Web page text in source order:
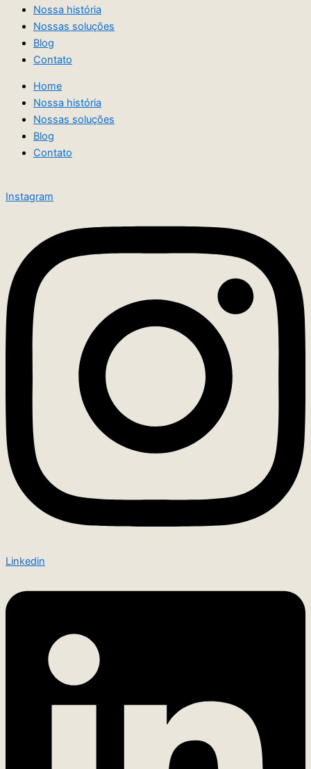
Nossa história
Nossas soluções
Blog
Contato
Home
Nossa história
Nossas soluções
Blog
Contato
Instagram
Linkedin